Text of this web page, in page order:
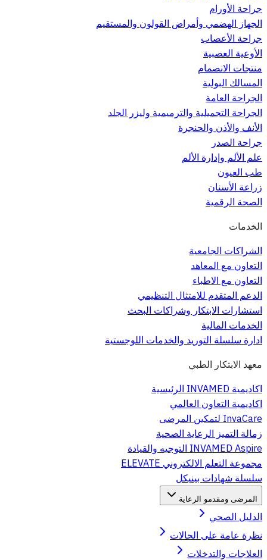
جراحة الأورام
الجهاز الهضمي وأمراض القولون والمستقيم
جراحة الأعصاب
الأوعية العصبية
منتجات الانصمام
المسالك البولية
الجراحة العامة
الجراحة التجميلية والترميمية وليزر الجلد
الأنف والأذن والحنجرة
جراحة الصدر
علم الألم وإدارة الألم
طب العيون
زراعة الأسنان
الصحة الرقمية
الخدمات
الشراكات الجامعية
التعاون مع المعاهد
التعاون مع الاطباء
الدعم المتقدم للامتثال التنظيمي
استشارات الابتكار وشراكات البحث
الخدمات المالية
ادارة سلسلة التوريد والخدمات اللوجستية
معهد الابتكار الطبي
اكاديمية INVAMED الرئيسية
اكاديمية التعاون العالمي
InvaCare لتمكين المرضى
زمالة التميز الرعاية الصحية
INVAMED Aspire التوجيه والقيادة
مجموعة التعلم الالكتروني ELEVATE
سلسلة شهادات بينيكل
المرضى ومقدمو الرعاية
الدليل الصحي
نظرة عامة على الحالات
العلاجات والتدخلات